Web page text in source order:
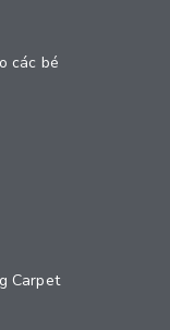
các bé
Carpet